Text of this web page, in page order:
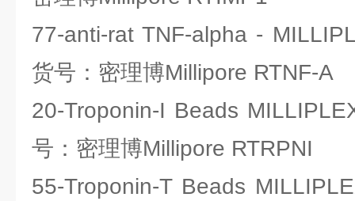
77-anti-rat TNF-alpha -
货号：密理博Millipore RTNF-A
20-Troponin-I Beads
号：密理博Millipore RTRPNI
55-Troponin-T Beads